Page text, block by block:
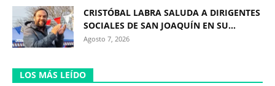
CRISTÓBAL LABRA SALUDA A DIRIGENTES
SOCIALES DE SAN JOAQUÍN EN SU...
Agosto 7, 2026
LOS MÁS LEÍDO